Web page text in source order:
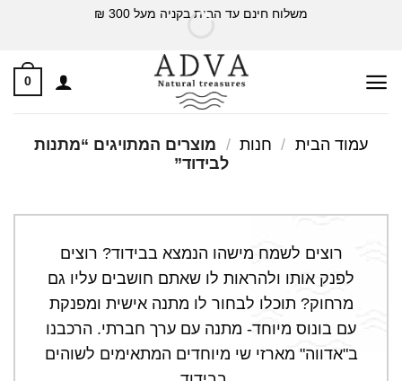
משלוח חינם עד הבית בקניה מעל 300 ₪
0
עמוד הבית / חנות / מוצרים המתויגים “מתנות
לבידוד”
רוצים לשמח מישהו הנמצא בבידוד? רוצים
לפנק אותו ולהראות לו שאתם חושבים עליו גם
מרחוק? תוכלו לבחור לו מתנה אישית ומפנקת
עם בונוס מיוחד- מתנה עם ערך חברתי. הרכבנו
ב"אדווה" מארזי שי מיוחדים המתאימים לשוהים